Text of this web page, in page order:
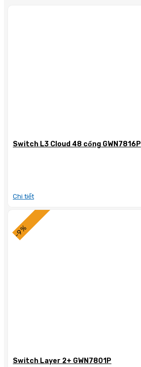
Switch L3 Cloud 48 cổng GWN7816P
Chi tiết
-9%
Switch Layer 2+ GWN7801P